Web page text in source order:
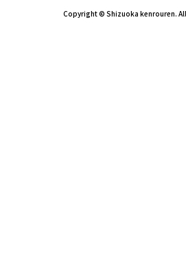
Copyright © Shizuoka kenrouren.